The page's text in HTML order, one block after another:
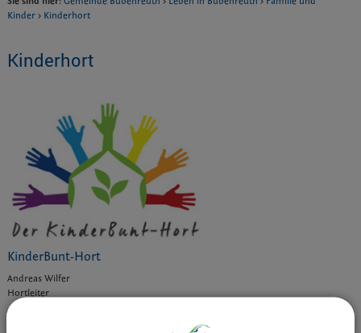
Kinder > Kinderhort
Kinderhort
KinderBunt-Hort
Andreas Wilfer
Hortleiter